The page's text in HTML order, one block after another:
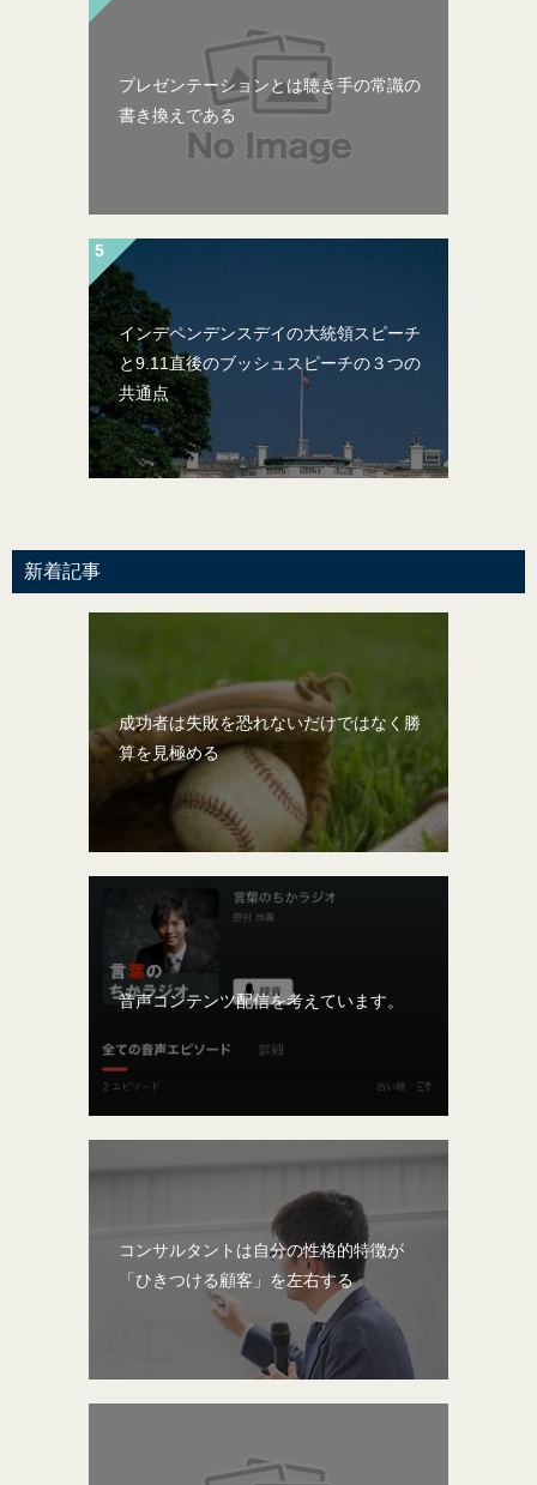
プレゼンテーションとは聴き手の常識の
書き換えである
インデペンデンスデイの大統領スピーチ
と9.11直後のブッシュスピーチの３つの
共通点
新着記事
成功者は失敗を恐れないだけではなく勝
算を見極める
音声コンテンツ配信を考えています。
コンサルタントは自分の性格的特徴が
「ひきつける顧客」を左右する